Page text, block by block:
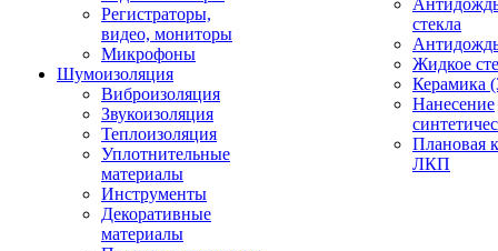
Регистраторы,
видео, мониторы
Микрофоны
Шумоизоляция
Виброизоляция
Звукоизоляция
Теплоизоляция
Уплотнительные
материалы
Инструменты
Декоративные
материалы
стекла
Жидкое
Керамика
Нанесение
Плановая
ЛКП